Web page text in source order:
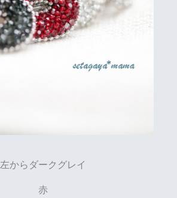
左からダークグレイ
赤